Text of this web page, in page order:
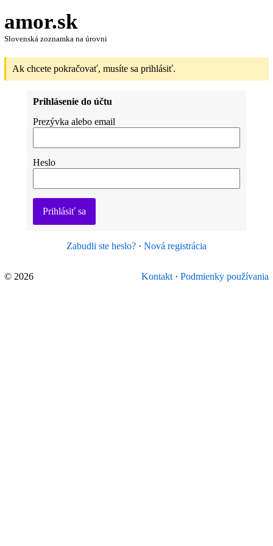
amor.sk
Slovenská zoznamka na úrovni
Ak chcete pokračovať, musíte sa prihlásiť.
Prihlásenie do účtu
Prezývka alebo email
Heslo
Prihlásiť sa
Zabudli ste heslo?· Nová registrácia
© 2026 Kontakt· Podmienky používania